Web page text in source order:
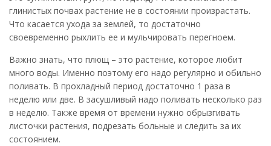
глинистых почвах растение не в состоянии произрастать.
Что касается ухода за землей, то достаточно
своевременно рыхлить ее и мульчировать перегноем.
Важно знать, что плющ – это растение, которое любит
много воды. Именно поэтому его надо регулярно и обильно
поливать. В прохладный период достаточно 1 раза в
неделю или две. В засушливый надо поливать несколько раз
в неделю. Также время от времени нужно обрызгивать
листочки растения, подрезать больные и следить за их
состоянием.